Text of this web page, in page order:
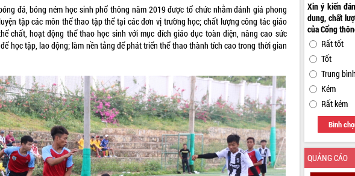
đá, bóng ném học sinh phổ thông năm 2019 được tổ chức nhằm đánh giá phong
tập các môn thể thao tập thể tại các đơn vị trường học; chất lượng công tác giáo
chất, hoạt động thể thao học sinh với mục đích giáo dục toàn diện, nâng cao sức
học tập, lao động; làm nền tảng để phát triển thể thao thành tích cao trong thời gian
Xin ý kiến
dung, chất
của Cổng
Rất tốt
Tốt
Trung bình
Kém
Rất kém
Bình
QUẢNG CÁO